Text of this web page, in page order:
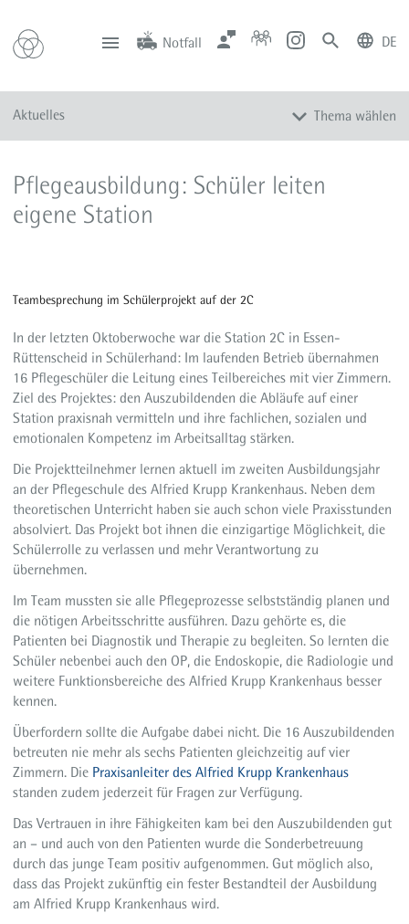
Notfall
Notfall Zentrale Anfahrt
DE
Aktuelles Thema wählen
Veranstaltungen
Newsletter
Presse
Mediathek
Pflegeausbildung: Schüler leiten
eigene Station
Teambesprechung im Schülerprojekt auf der 2C
In der letzten Oktoberwoche war die Station 2C in Essen-
Rüttenscheid in Schülerhand: Im laufenden Betrieb übernahmen
16 Pflegeschüler die Leitung eines Teilbereiches mit vier Zimmern.
Ziel des Projektes: den Auszubildenden die Abläufe auf einer
Station praxisnah vermitteln und ihre fachlichen, sozialen und
emotionalen Kompetenz im Arbeitsalltag stärken.
Die Projektteilnehmer lernen aktuell im zweiten Ausbildungsjahr
an der Pflegeschule des Alfried Krupp Krankenhaus. Neben dem
theoretischen Unterricht haben sie auch schon viele Praxisstunden
absolviert. Das Projekt bot ihnen die einzigartige Möglichkeit, die
Schülerrolle zu verlassen und mehr Verantwortung zu
übernehmen.
Im Team mussten sie alle Pflegeprozesse selbstständig planen und
die nötigen Arbeitsschritte ausführen. Dazu gehörte es, die
Patienten bei Diagnostik und Therapie zu begleiten. So lernten die
Schüler nebenbei auch den OP, die Endoskopie, die Radiologie und
weitere Funktionsbereiche des Alfried Krupp Krankenhaus besser
kennen.
Überfordern sollte die Aufgabe dabei nicht. Die 16 Auszubildenden
betreuten nie mehr als sechs Patienten gleichzeitig auf vier
Zimmern. Die Praxisanleiter des Alfried Krupp Krankenhaus
standen zudem jederzeit für Fragen zur Verfügung.
Das Vertrauen in ihre Fähigkeiten kam bei den Auszubildenden gut
an – und auch von den Patienten wurde die Sonderbetreuung
durch das junge Team positiv aufgenommen. Gut möglich also,
dass das Projekt zukünftig ein fester Bestandteil der Ausbildung
am Alfried Krupp Krankenhaus wird.